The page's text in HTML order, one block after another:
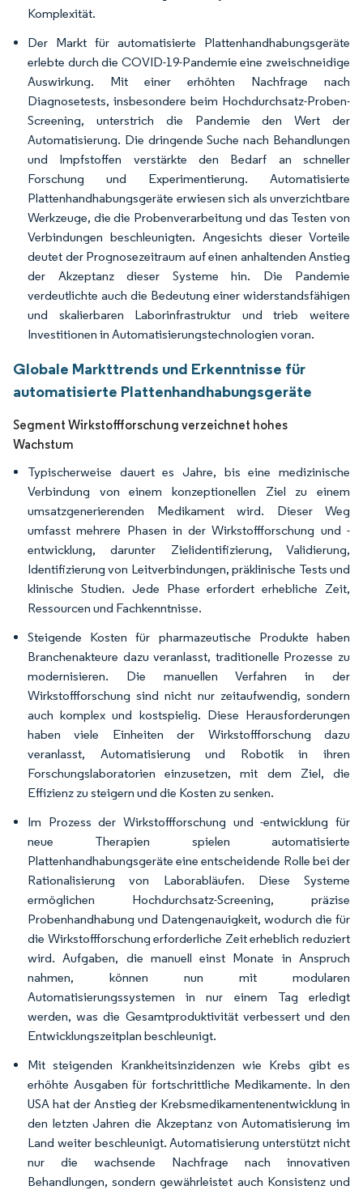
Komplexität.
Der Markt für automatisierte Plattenhandhabungsgeräte
erlebte durch die COVID-19-Pandemie eine zweischneidige
Auswirkung. Mit einer erhöhten Nachfrage nach
Diagnosetests, insbesondere beim Hochdurchsatz-Proben-
Screening, unterstrich die Pandemie den Wert der
Automatisierung. Die dringende Suche nach Behandlungen
und Impfstoffen verstärkte den Bedarf an schneller
Forschung und Experimentierung. Automatisierte
Plattenhandhabungsgeräte erwiesen sich als unverzichtbare
Werkzeuge, die die Probenverarbeitung und das Testen von
Verbindungen beschleunigten. Angesichts dieser Vorteile
deutet der Prognosezeitraum auf einen anhaltenden Anstieg
der Akzeptanz dieser Systeme hin. Die Pandemie
verdeutlichte auch die Bedeutung einer widerstandsfähigen
und skalierbaren Laborinfrastruktur und trieb weitere
Investitionen in Automatisierungstechnologien voran.
Globale Markttrends und Erkenntnisse für
automatisierte Plattenhandhabungsgeräte
Segment Wirkstoffforschung verzeichnet hohes
Wachstum
Typischerweise dauert es Jahre, bis eine medizinische
Verbindung von einem konzeptionellen Ziel zu einem
umsatzgenerierenden Medikament wird. Dieser Weg
umfasst mehrere Phasen in der Wirkstoffforschung und -
entwicklung, darunter Zielidentifizierung, Validierung,
Identifizierung von Leitverbindungen, präklinische Tests und
klinische Studien. Jede Phase erfordert erhebliche Zeit,
Ressourcen und Fachkenntnisse.
Steigende Kosten für pharmazeutische Produkte haben
Branchenakteure dazu veranlasst, traditionelle Prozesse zu
modernisieren. Die manuellen Verfahren in der
Wirkstoffforschung sind nicht nur zeitaufwendig, sondern
auch komplex und kostspielig. Diese Herausforderungen
haben viele Einheiten der Wirkstoffforschung dazu
veranlasst, Automatisierung und Robotik in ihren
Forschungslaboratorien einzusetzen, mit dem Ziel, die
Effizienz zu steigern und die Kosten zu senken.
Im Prozess der Wirkstoffforschung und -entwicklung für
neue Therapien spielen automatisierte
Plattenhandhabungsgeräte eine entscheidende Rolle bei der
Rationalisierung von Laborabläufen. Diese Systeme
ermöglichen Hochdurchsatz-Screening, präzise
Probenhandhabung und Datengenauigkeit, wodurch die für
die Wirkstoffforschung erforderliche Zeit erheblich reduziert
wird. Aufgaben, die manuell einst Monate in Anspruch
nahmen, können nun mit modularen
Automatisierungssystemen in nur einem Tag erledigt
werden, was die Gesamtproduktivität verbessert und den
Entwicklungszeitplan beschleunigt.
Mit steigenden Krankheitsinzidenzen wie Krebs gibt es
erhöhte Ausgaben für fortschrittliche Medikamente. In den
USA hat der Anstieg der Krebsmedikamentenentwicklung in
den letzten Jahren die Akzeptanz von Automatisierung im
Land weiter beschleunigt. Automatisierung unterstützt nicht
nur die wachsende Nachfrage nach innovativen
Behandlungen, sondern gewährleistet auch Konsistenz und